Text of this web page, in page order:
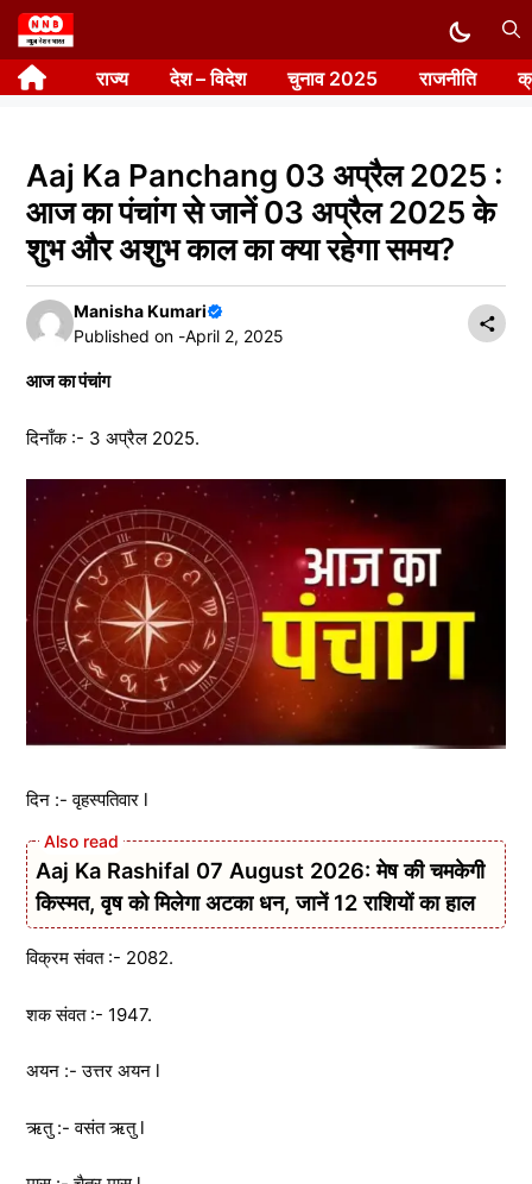
Skip
to
content राज्य देश – विदेश चुनाव 2025 राजनीति
Aaj Ka Panchang 03 अप्रैल 2025 :
आज का पंचांग से जानें 03 अप्रैल 2025 के
शुभ और अशुभ काल का क्या रहेगा समय?
Manisha Kumari
Published on -April 2, 2025
आज का पंचांग
दिनाँक :- 3 अप्रैल 2025.
दिन :- वृहस्पतिवार l
Aaj Ka Rashifal 07 August 2026: मेष की चमकेगी
किस्मत, वृष को मिलेगा अटका धन, जानें 12 राशियों का हाल
विक्रम संवत :- 2082.
शक संवत :- 1947.
अयन :- उत्तर अयन l
ऋतु :- वसंत ऋतु l